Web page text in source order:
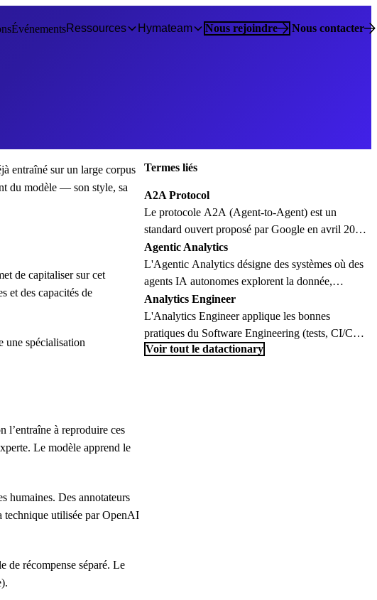
ÉvénementsRessources Hymateam Nous rejoindre Nous contacter
entraîné sur un large corpus
du modèle — son style, sa
de capitaliser sur cet
et des capacités de
une spécialisation
l’entraîne à reproduire ces
Le modèle apprend le
humaines. Des annotateurs
technique utilisée par OpenAI
de récompense séparé. Le
Termes liés
A2A Protocol
Le protocole A2A (Agent-to-Agent) est un
standard ouvert proposé par Google en avril 2025
pour permettre à des agents IA de différents
fournisseurs de communiquer et collaborer.
Complémentaire du MCP (Model Context
Protocol), il standardise la découverte, la
négociation et l'échange de tâches entre agents.
Agentic Analytics
L'Agentic Analytics désigne des systèmes où des
agents IA autonomes explorent la donnée,
décomposent une question complexe en dizaines
de requêtes, et produisent une analyse gouvernée,
avec une supervision humaine minimale plutôt
qu'un pilotage manuel de chaque étape.
Analytics Engineer
L'Analytics Engineer applique les bonnes
pratiques du Software Engineering (tests, CI/CD,
versioning) à la transformation des données,
Voir tout le datactionary